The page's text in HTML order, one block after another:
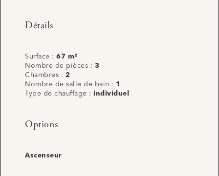
Détails
Surface : 67 m²
Nombre de pièces : 3
Chambres : 2
Nombre de salle de bain : 1
Type de chauffage : individuel
Options
Ascenseur